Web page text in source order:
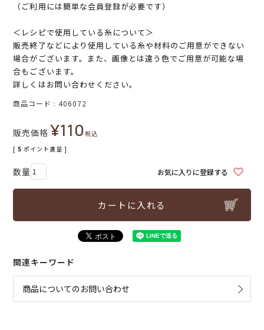
（ご利用には簡単な会員登録が必要です）
＜レシピで使用している糸について＞
販売終了などにより使用している糸や材料のご用意ができない
場合がございます。また、画像とは違う色でご用意が可能な場
合もございます。
詳しくはお問い合わせください。
商品コード 406072
販売価格 ¥110税込
[ 5 ポイント進呈 ]
お気に入りに登録する
カートに入れる
関連キーワード
商品についてのお問い合わせ